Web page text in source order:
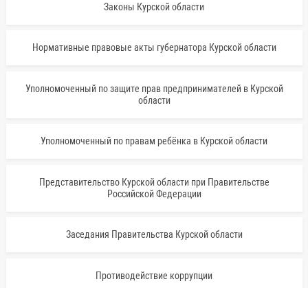
Законы Курской области
Нормативные правовые акты губернатора Курской области
Уполномоченный по защите прав предпринимателей в Курской
области
Уполномоченный по правам ребёнка в Курской области
Представительство Курской области при Правительстве
Российской Федерации
Заседания Правительства Курской области
Противодействие коррупции